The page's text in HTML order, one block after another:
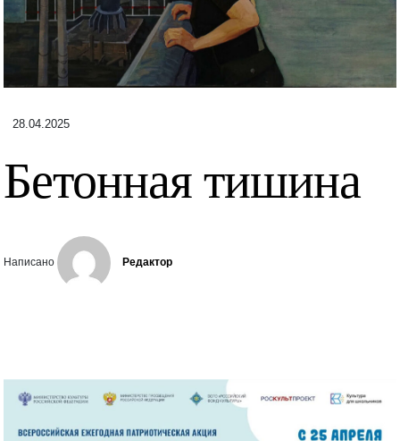
28.04.2025
Бетонная тишина
Написано Редактор